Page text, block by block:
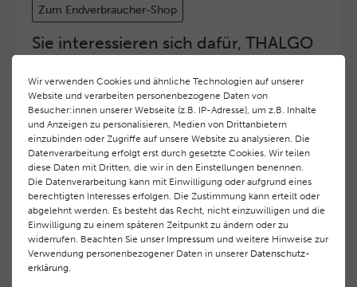
Zum Endverbraucher-Shop
Sie interessieren sich dafür, THALGO
COSMETIC Partner und Depositär zu
werden?
Hohe Servicequalität und ein exzellentes Markenimage
haben bei
THALGO COSMETIC oberste Priorität.
Anspruchsvollen Endverbrauchern möchten wir ein
hohes Qualitätsniveau und gleichzeitig eine
überdurchschnittliche Behandlungs- und Serviceleistung
gewährleisten. Deshalb haben wir ein selektives
Vertriebssystem eingeführt. THALGO COSMETICPartner
werden auf diese Weise wirtschaftlich unterstützt,
während Endverbrauchern eine stets gleichbleibend hohe
Dienstleistungsqualität und ein innovatives Produkt- und
Behandlungsprogramm geboten wird.
Wir verwenden Cookies und ähnliche Technologien auf unserer
Website und verarbeiten personenbezogene Daten von
Besucher:innen unserer Webseite (z.B. IP-Adresse), um z.B. Inhalte
und Anzeigen zu personalisieren, Medien von Drittanbietern
einzubinden oder Zugriffe auf unsere Website zu analysieren. Die
Datenverarbeitung erfolgt erst durch gesetzte Cookies. Wir teilen
diese Daten mit Dritten, die wir in den Einstellungen benennen.
Die Datenverarbeitung kann mit Einwilligung oder aufgrund eines
berechtigten Interesses erfolgen. Die Zustimmung kann erteilt oder
abgelehnt werden. Es besteht das Recht, nicht einzuwilligen und die
Einwilligung zu einem späteren Zeitpunkt zu ändern oder zu
widerrufen. Beachten Sie unser Impressum und weitere Hinweise zur
Verwendung personenbezogener Daten in unserer Daten­schutz­
erklärung.